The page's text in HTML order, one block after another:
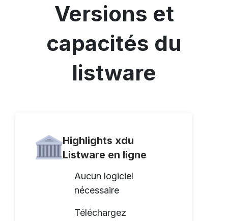
Versions et
capacités du
listware
Highlights xdu
Listware en ligne
Aucun logiciel
nécessaire
Téléchargez